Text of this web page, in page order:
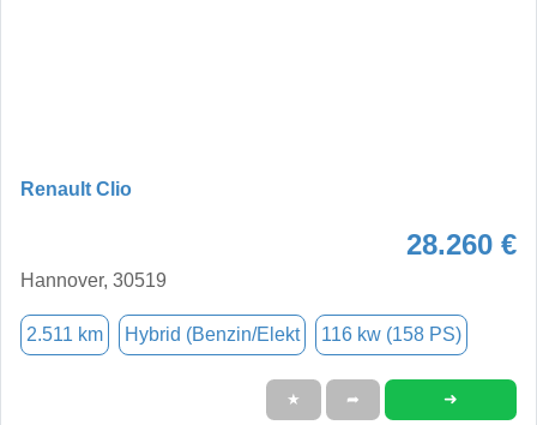
Renault Clio
28.260 €
Hannover, 30519
2.511 km Hybrid (Benzin/Elekt 116 kw (158 PS)
★ ➦ ➜